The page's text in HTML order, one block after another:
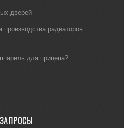
дверей
радиаторов
для прицепа?